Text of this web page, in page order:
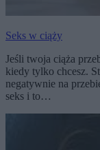
Seks w ciąży
Jeśli twoja ciąża
kiedy tylko chcesz.
negatywnie na
seks i to…